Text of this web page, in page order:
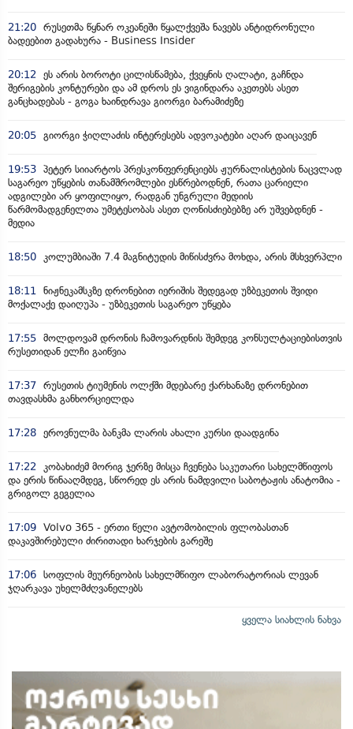
21:20 რუსეთმა წყნარ ოკეანეში წყალქვეშა ნავებს ანტიდრონული
ბადეებით გადახურა - Business Insider
20:12
ეს არის ბოროტი ცილისწამება, ქვეყნის ღალატი, გაჩნდა
შერიგების კონტურები და ამ დროს ეს ვიგინდარა აკეთებს ასეთ
განცხადებას - გოგა ხაინდრავა გიორგი ბარამიძეზე
20:05 გიორგი ჭიღლაძის ინტერესებს ადვოკატები აღარ დაიცავენ
19:53 პეტერ სიიარტოს პრესკონფერენციებს ჟურნალისტების ნაცვლად
საგარეო უწყების თანამშრომლები ესწრებოდნენ, რათა ცარიელი
ადგილები არ ყოფილიყო, რადგან უნგრული მედიის
წარმომადგენელთა უმეტესობას ასეთ ღონისძიებებზე არ უშვებდნენ -
მედია
18:50 კოლუმბიაში 7.4 მაგნიტუდის მიწისძვრა მოხდა, არის მსხვერპლი
18:11
ნიჟნეკამსკზე დრონებით იერიშის შედეგად უზბეკეთის შვიდი
მოქალაქე დაიღუპა - უზბეკეთის საგარეო უწყება
17:55 მოლდოვამ დრონის ჩამოვარდნის შემდეგ კონსულტაციებისთვის
რუსეთიდან ელჩი გაიწვია
17:37 რუსეთის ტიუმენის ოლქში მდებარე ქარხანაზე დრონებით
თავდასხმა განხორციელდა
17:28 ეროვნულმა ბანკმა ლარის ახალი კურსი დაადგინა
17:22
კობახიძემ მორიგ ჯერზე მისცა ჩვენება საკუთარი სახელმწიფოს
და ერის წინააღმდეგ, სწორედ ეს არის ნამდვილი საბოტაჟის ანატომია -
გრიგოლ გეგელია
17:09 Volvo 365 - ერთი წელი ავტომობილის ფლობასთან
დაკავშირებული ძირითადი ხარჯების გარეშე
17:06 სოფლის მეურნეობის სახელმწიფო ლაბორატორიას ლევან
ჯღარკავა უხელმძღვანელებს
ყველა სიახლის ნახვა